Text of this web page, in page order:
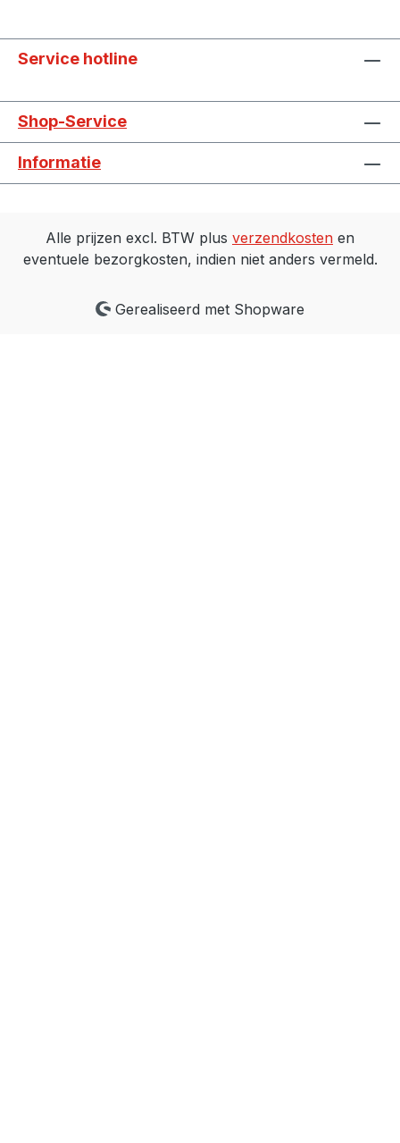
Service hotline
Shop-Service
Informatie
Alle prijzen excl. BTW plus verzendkosten en
eventuele bezorgkosten, indien niet anders vermeld.
Gerealiseerd met Shopware